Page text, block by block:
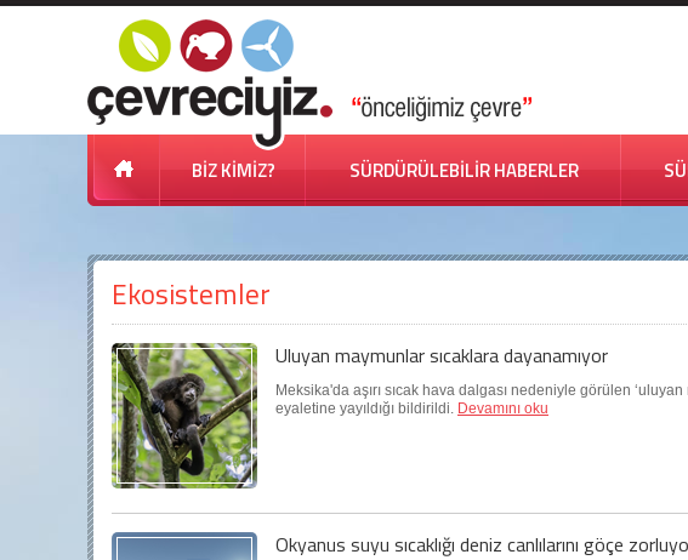
BİZ KİMİZ? SÜRDÜRÜLEBİLİR HABERLER
Ekosistemler
Uluyan maymunlar sıcaklara dayanamıyor
Meksika'da aşırı sıcak hava dalgası nedeniyle görülen
eyaletine yayıldığı bildirildi. Devamını oku
Okyanus suyu sıcaklığı deniz canlılarını göçe